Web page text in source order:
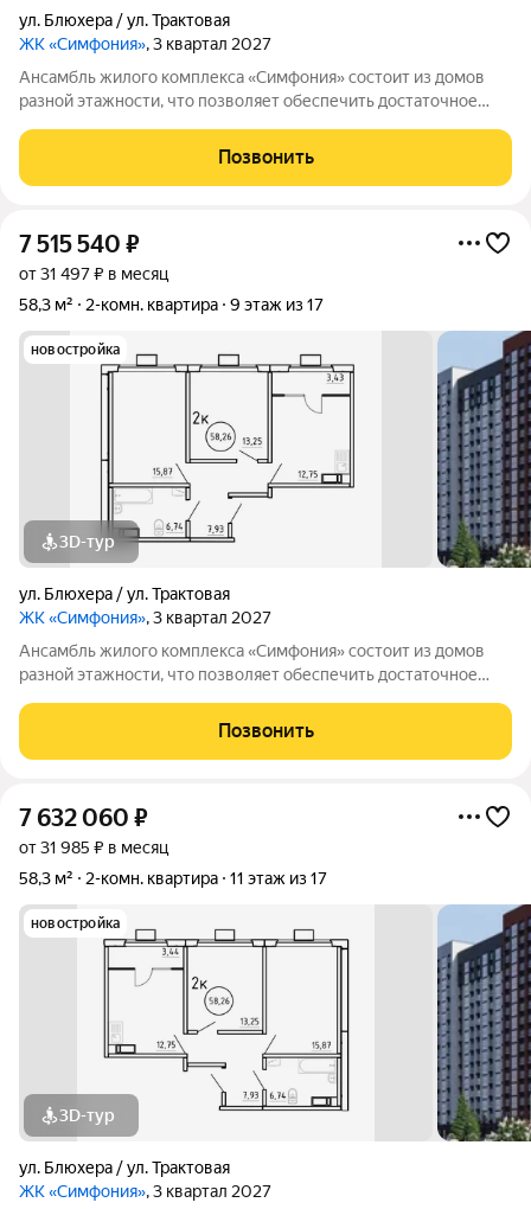
ул. Блюхера / ул. Трактовая
ЖК «Симфония», 3 квартал 2027
Ансамбль жилого комплекса «Симфония» состоит из домов
разной этажности, что позволяет обеспечить достаточное
времени и предлагаем квартиры с уже готовой базовой
отделкой. Заезжайте и живите! ЖК
Позвонить
7 515 540 ₽
от 31 497 ₽ в месяц
58,3 м²
2-комн. квартира 9 этаж из 17
новостройка
3D-тур
ул. Блюхера / ул. Трактовая
ЖК «Симфония», 3 квартал 2027
Ансамбль жилого комплекса «Симфония» состоит из домов
разной этажности, что позволяет обеспечить достаточное
времени и предлагаем квартиры с уже готовой базовой
отделкой. Заезжайте и живите! ЖК
Позвонить
7 632 060 ₽
от 31 985 ₽ в месяц
58,3 м²
2-комн. квартира 11 этаж из 17
новостройка
3D-тур
ул. Блюхера / ул. Трактовая
ЖК «Симфония», 3 квартал 2027